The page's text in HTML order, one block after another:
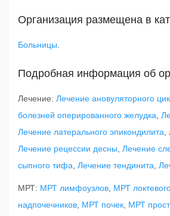
Организация размещена в
Больницы
Подробная информация об
Лечение: Лечение ановуляторного
болезней оперированного желудка
Лечение латерального эпикондилита
Лечение рецессии десны Лечение
сыпного тифа Лечение тендинита
МРТ: МРТ лимфоузлов МРТ
надпочечников МРТ почек МРТ